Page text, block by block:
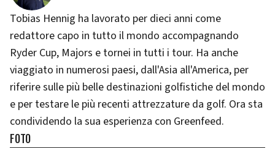
Tobias Hennig ha lavorato per dieci anni come
redattore capo in tutto il mondo accompagnando
Ryder Cup, Majors e tornei in tutti i tour. Ha anche
viaggiato in numerosi paesi, dall'Asia all'America, per
riferire sulle più belle destinazioni golfistiche del mondo
e per testare le più recenti attrezzature da golf. Ora sta
condividendo la sua esperienza con Greenfeed.
FOTO